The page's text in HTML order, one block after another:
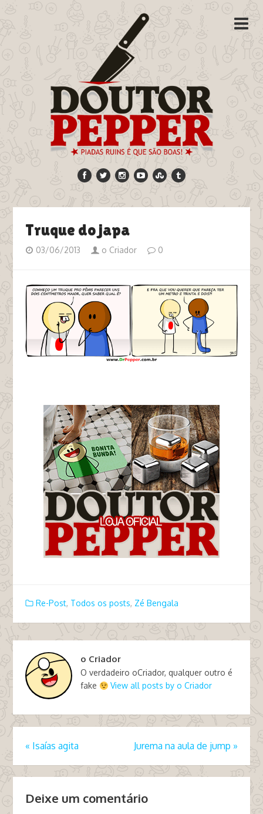
Truque do japa
03/06/2013 o Criador 0
Re-Post, Todos os posts, Zé Bengala
o Criador
O verdadeiro oCriador, qualquer outro é
fake
View all posts by o Criador
« Isaías agita Jurema na aula de jump »
Deixe um comentário